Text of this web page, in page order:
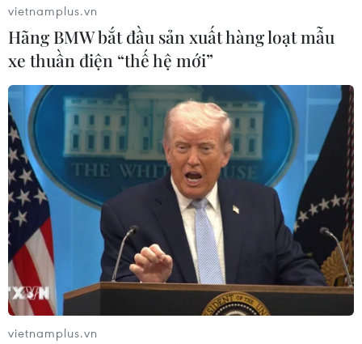
TIN CÙNG CHUYÊN MỤC
vietnamplus.vn
Hãng BMW bắt đầu sản xuất hàng loạt mẫu
xe thuần điện “thế hệ mới”
vietnamplus.vn